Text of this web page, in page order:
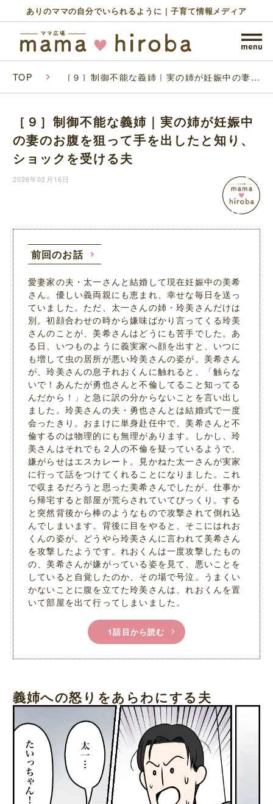
ありのママの自分でいられるように｜子育て情報メディア
TOP ［９］制御不能な義姉｜実の姉が妊娠中の妻の
ける夫
［９］制御不能な義姉｜実の姉が妊娠中
の妻のお腹を狙って手を出したと知り、
ショックを受ける夫
2026年02月16日
前回のお話
愛妻家の夫・太一さんと結婚して現在妊娠中の美希
さん。優しい義両親にも恵まれ、幸せな毎日を送っ
ていました。ただ、太一さんの姉・玲美さんだけは
別。初顔合わせの時から嫌味ばかり言ってくる玲美
さんのことが、美希さんはどうにも苦手でした。あ
る日、いつものように義実家へ顔を出すと、いつに
も増して虫の居所が悪い玲美さんの姿が。美希さん
が、玲美さんの息子れおくんに触れると、「触らな
いで！あんたが勇也さんと不倫してること知ってる
んだから！」と急に訳の分からないことを言い出し
ました。玲美さんの夫・勇也さんとは結婚式で一度
会ったきり。おまけに単身赴任中で、美希さんと不
倫するのは物理的にも無理があります。しかし、玲
美さんはそれでも２人の不倫を疑っているようで、
嫌がらせはエスカレート。見かねた太一さんが実家
に行って話をつけてくれることになりました。これ
で収まるだろうと思った美希さんでしたが、仕事か
ら帰宅すると部屋が荒らされていてびっくり。する
と突然背後から棒のようなもので攻撃されて倒れ込
んでしまいます。背後に目をやると、そこにはれお
くんの姿が。どうやら玲美さんに言われて美希さん
を攻撃したようです。れおくんは一度攻撃したもの
の、美希さんが嫌がっている姿を見て、悪いことを
していると自覚したのか、その場で号泣。うまくい
かないことに腹を立てた玲美さんは、れおくんを置
いて部屋を出て行ってしまいました。
1話目から読む
義姉への怒りをあらわにする夫